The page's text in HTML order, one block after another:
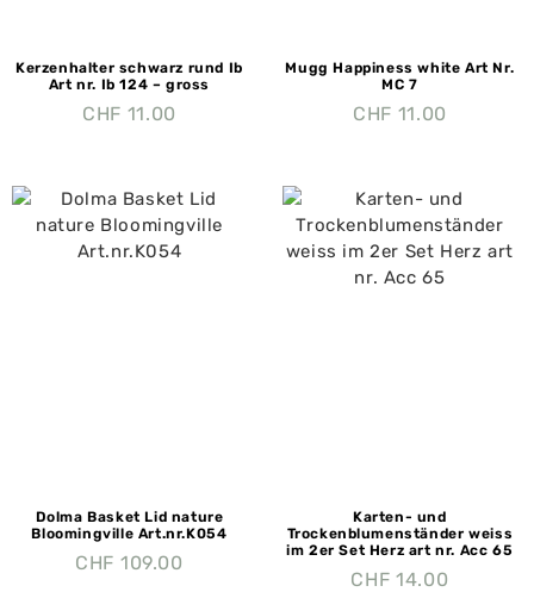
Kerzenhalter schwarz rund Ib
Art nr. Ib 124 – gross
CHF 11.00
Mugg Happiness white Art Nr.
MC 7
CHF 11.00
Dolma Basket Lid nature
Bloomingville Art.nr.K054
CHF 109.00
Karten- und
Trockenblumenständer weiss
im 2er Set Herz art nr. Acc 65
CHF 14.00